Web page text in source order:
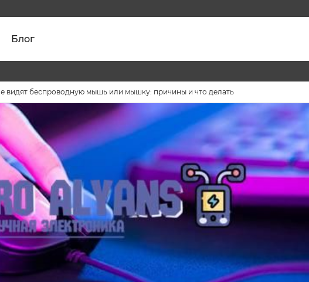
Блог
видят беспроводную мышь или мышку: причины и что делать